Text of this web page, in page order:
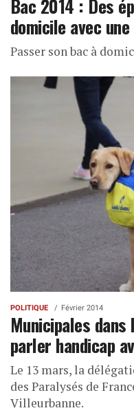
Bac 2014 : Des
domicile avec
Passer son bac à
POLITIQUE Février 2014
Municipales dans
parler handicap
Le 13 mars, la
des Paralysés de
Villeurbanne.